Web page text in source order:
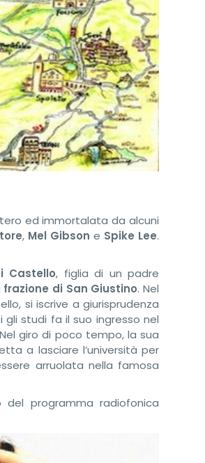
ed immortalata da alcuni
, Mel Gibson e Spike Lee.
Castello, figlia di un padre
frazione di San Giustino. Nel
si iscrive a giurisprudenza
gli studi fa il suo ingresso nel
giro di poco tempo, la sua
a lasciare l’università per
arruolata nella famosa
del programma radiofonica